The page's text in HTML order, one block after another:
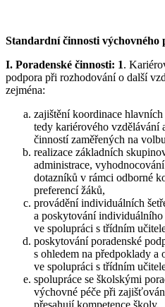
Standardní činnosti výchovného
I. Poradenské činnosti: 1.
podpora při rozhodování o další
zejména:
zajištění koordinace
tedy kariérového vzdělávání
činností zaměřených na
realizace základních
administrace,
dotazníků v rámci odborné
preferencí žáků,
provádění individuálních
a poskytování
ve spolupráci s třídním
poskytování poradenské
s ohledem na předpoklady a
ve spolupráci s třídním
spolupráce se školskými
výchovné péče při